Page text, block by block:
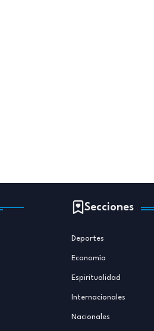
Secciones
Deportes
Economía
Espiritualidad
Internacionales
Nacionales